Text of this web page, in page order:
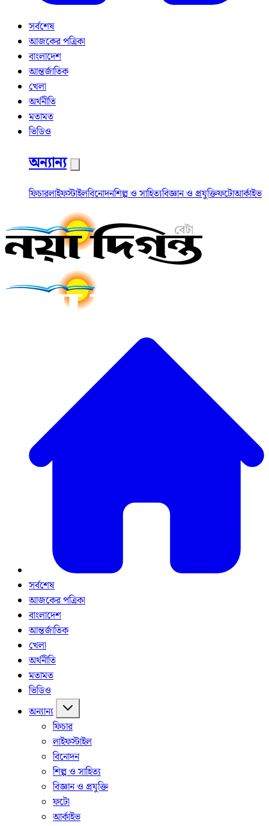
সর্বশেষ
আজকের পত্রিকা
বাংলাদেশ
আন্তর্জাতিক
খেলা
অর্থনীতি
মতামত
ভিডিও
অন্যান্য
ফিচারলাইফস্টাইলবিনোদনশিল্প ও সাহিত্যবিজ্ঞান ও প্রযুক্তিফটোআর্কাইভ
সর্বশেষ
আজকের পত্রিকা
বাংলাদেশ
আন্তর্জাতিক
খেলা
অর্থনীতি
মতামত
ভিডিও
অন্যান্য
ফিচার
লাইফস্টাইল
বিনোদন
শিল্প ও সাহিত্য
বিজ্ঞান ও প্রযুক্তি
ফটো
আর্কাইভ